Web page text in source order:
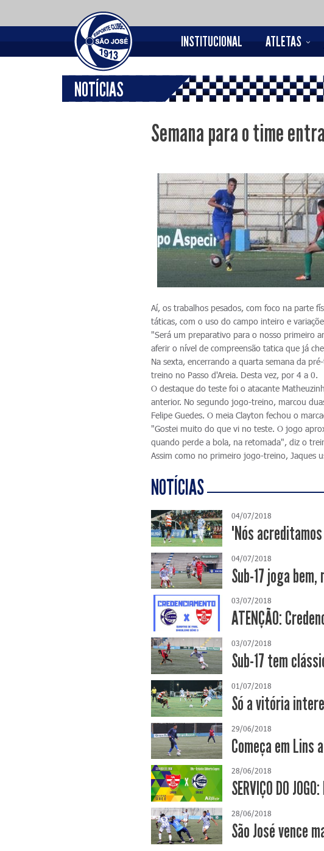
INSTITUCIONAL ATLETAS
NOTÍCIAS
Semana para o time
Aí, os trabalhos pesados, com foco na parte
táticas, com o uso do campo inteiro e
"Será um preparativo para o nosso primeiro
aferir o nível de compreensão tatica que já
Na sexta, encerrando a quarta semana da
treino no Passo d'Areia. Desta vez, por 4 a 0.
O destaque do teste foi o atacante
anterior. No segundo jogo-treino, marcou
Felipe Guedes. O meia Clayton fechou o
"Gostei muito do que vi no teste. O jogo
quando perde a bola, na retomada", diz o
Assim como no primeiro jogo-treino, Jaques
NOTÍCIAS
04/07/2018
"Nós
04/07/2018
Sub-17 joga
03/07/2018
ATENÇÃO:
03/07/2018
Sub-17 tem
01/07/2018
Só a vitória
29/06/2018
Começa em Lins
28/06/2018
SERVIÇO DO
28/06/2018
São José vence